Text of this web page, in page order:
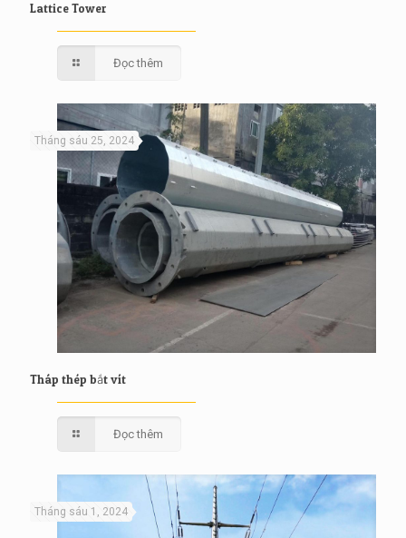
Lattice Tower
Đọc thêm
Tháng sáu 25, 2024
Tháp thép bắt vít
Đọc thêm
Tháng sáu 1, 2024